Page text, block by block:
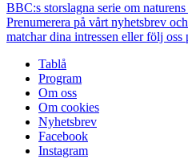
BBC:s storslagna serie om
Prenumerera på vårt nyhetsbrev
matchar dina intressen eller följ oss
Tablå
Program
Om oss
Om cookies
Nyhetsbrev
Facebook
Instagram